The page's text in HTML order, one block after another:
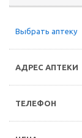
Выбрать аптеку